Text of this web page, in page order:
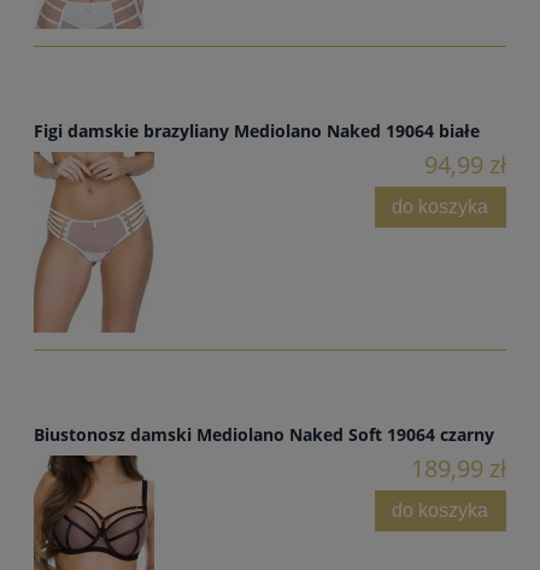
Figi damskie brazyliany Mediolano Naked 19064 białe
94,99 zł
do koszyka
Biustonosz damski Mediolano Naked Soft 19064 czarny
189,99 zł
do koszyka